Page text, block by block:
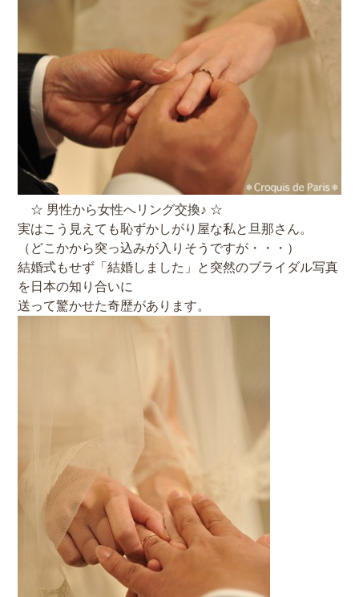
☆ 男性から女性へリング交換♪ ☆
実はこう見えても恥ずかしがり屋な私と旦那さん。
（どこかから突っ込みが入りそうですが・・・）
結婚式もせず「結婚しました」と突然のブライダル写真
を日本の知り合いに
送って驚かせた奇歴があります。